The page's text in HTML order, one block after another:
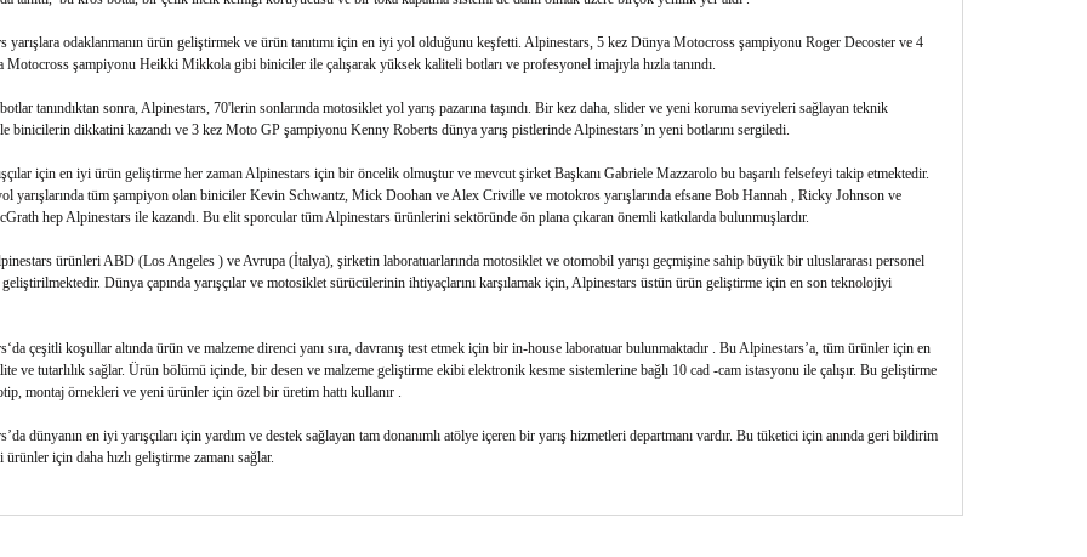
yarışlara odaklanmanın ürün geliştirmek ve ürün tanıtımı için en iyi yol olduğunu keşfetti. Alpinestars, 5 kez Dünya Motocross şampiyonu Roger Decoster ve 4
Motocross şampiyonu Heikki Mikkola gibi biniciler ile çalışarak yüksek kaliteli botları ve profesyonel imajıyla hızla tanındı.
tanındıktan sonra, Alpinestars, 70'lerin sonlarında motosiklet yol yarış pazarına taşındı. Bir kez daha, slider ve yeni koruma seviyeleri sağlayan teknik
binicilerin dikkatini kazandı ve 3 kez Moto GP şampiyonu Kenny Roberts dünya yarış pistlerinde Alpinestars’ın yeni botlarını sergiledi.
için en iyi ürün geliştirme her zaman Alpinestars için bir öncelik olmuştur ve mevcut şirket Başkanı Gabriele Mazzarolo bu başarılı felsefeyi takip etmektedir.
yarışlarında tüm şampiyon olan biniciler Kevin Schwantz, Mick Doohan ve Alex Criville ve motokros yarışlarında efsane Bob Hannah , Ricky Johnson ve
hep Alpinestars ile kazandı. Bu elit sporcular tüm Alpinestars ürünlerini sektöründe ön plana çıkaran önemli katkılarda bulunmuşlardır.
ürünleri ABD (Los Angeles ) ve Avrupa (İtalya), şirketin laboratuarlarında motosiklet ve otomobil yarışı geçmişine sahip büyük bir uluslararası personel
geliştirilmektedir. Dünya çapında yarışçılar ve motosiklet sürücülerinin ihtiyaçlarını karşılamak için, Alpinestars üstün ürün geliştirme için en son teknolojiyi
çeşitli koşullar altında ürün ve malzeme direnci yanı sıra, davranış test etmek için bir in-house laboratuar bulunmaktadır . Bu Alpinestars’a, tüm ürünler için en
ve tutarlılık sağlar. Ürün bölümü içinde, bir desen ve malzeme geliştirme ekibi elektronik kesme sistemlerine bağlı 10 cad -cam istasyonu ile çalışır. Bu geliştirme
montaj örnekleri ve yeni ürünler için özel bir üretim hattı kullanır .
dünyanın en iyi yarışçıları için yardım ve destek sağlayan tam donanımlı atölye içeren bir yarış hizmetleri departmanı vardır. Bu tüketici için anında geri bildirim
ürünler için daha hızlı geliştirme zamanı sağlar.